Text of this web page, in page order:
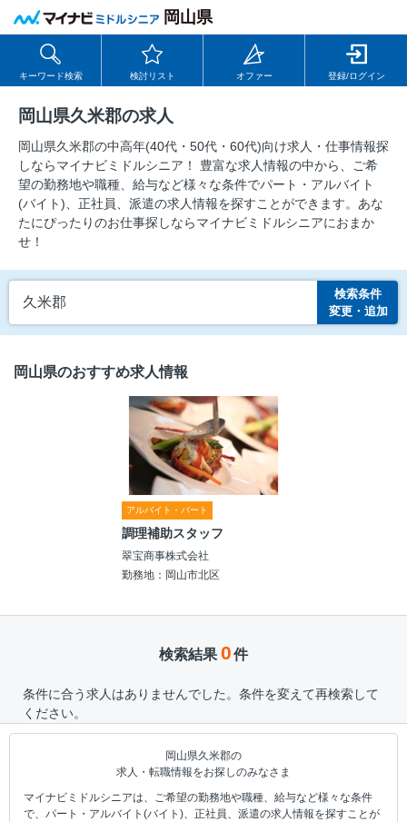
岡山県
キーワード検索 検討リスト オファー 登録/ログイン
岡山県久米郡の求人
岡山県久米郡の中⾼年(40代・50代・60代)向け求⼈・仕事情報探
しならマイナビミドルシニア！ 豊富な求人情報の中から、ご希
望の勤務地や職種、給与など様々な条件でパート・アルバイト
(バイト)、正社員、派遣の求人情報を探すことができます。あな
たにぴったりのお仕事探しならマイナビミドルシニアにおまか
せ！
久米郡
検索条件
変更・追加
岡山県のおすすめ求人情報
アルバイト・パート
調理補助スタッフ
翠宝商事株式会社
勤務地：岡山市北区
検索結果 0件
条件に合う求人はありませんでした。条件を変えて再検索して
ください。
岡山県久米郡の
求人・転職情報をお探しのみなさま
マイナビミドルシニアは、ご希望の勤務地や職種、給与など様々な条件
で、パート・アルバイト(バイト)、正社員、派遣の求人情報を探すことが